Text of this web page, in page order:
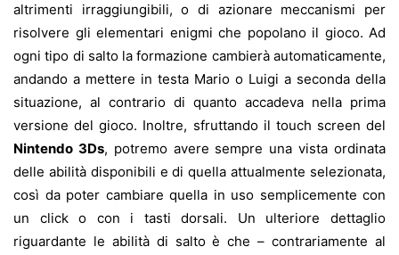
altrimenti irraggiungibili, o di azionare meccanismi per
risolvere gli elementari enigmi che popolano il gioco. Ad
ogni tipo di salto la formazione cambierà automaticamente,
andando a mettere in testa Mario o Luigi a seconda della
situazione, al contrario di quanto accadeva nella prima
versione del gioco. Inoltre, sfruttando il touch screen del
Nintendo 3Ds, potremo avere sempre una vista ordinata
delle abilità disponibili e di quella attualmente selezionata,
così da poter cambiare quella in uso semplicemente con
un click o con i tasti dorsali. Un ulteriore dettaglio
riguardante le abilità di salto è che – contrariamente al